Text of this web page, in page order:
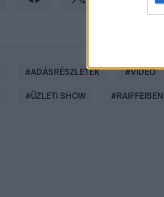
#ADÁSRÉSZLETEK #VIDEÓ
#ÜZLETI SHOW #